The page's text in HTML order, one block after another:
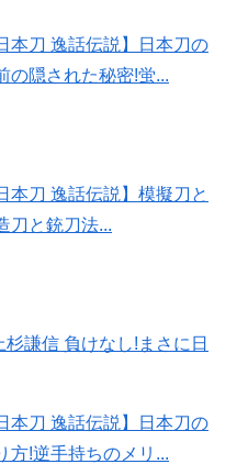
本刀 逸話伝説】日本刀の
の隠された秘密!蛍...
本刀 逸話伝説】模擬刀と
刀と銃刀法...
杉謙信 負けなし!まさに日
本刀 逸話伝説】日本刀の
方!逆手持ちのメリ...